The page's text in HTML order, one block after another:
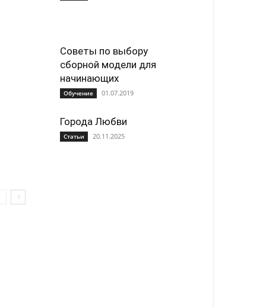
Советы по выбору
сборной модели для
начинающих
Обучение 01.07.2019
Города Любви
Статьи 20.11.2025